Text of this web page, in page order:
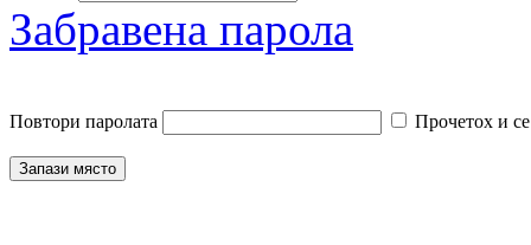
Забравена парола
Повтори паролата Прочетох и